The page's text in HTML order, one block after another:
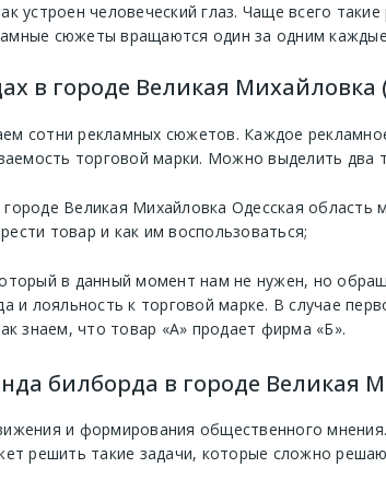
устроен человеческий глаз. Чаще всего
сюжеты вращаются один за одним
в городе Великая Михайловка
сотни рекламных сюжетов. Каждое
торговой марки. Можно выделить два
Великая Михайловка Одесская
товар и как им воспользоваться;
в данный момент нам не нужен, но
лояльность к торговой марке. В случае
знаем, что товар «А» продает фирма «Б».
билборда в городе Великая
и формирования общественного
решить такие задачи, которые сложно